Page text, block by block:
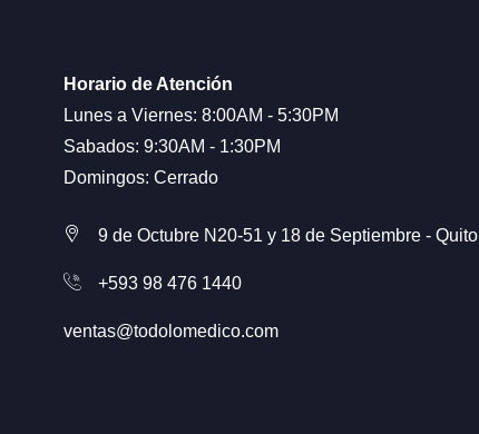
Horario de Atención
Lunes a Viernes: 8:00AM - 5:30PM
Sabados: 9:30AM - 1:30PM
Domingos: Cerrado
9 de Octubre N20-51 y 18 de Septiembre - Quito
+593 98 476 1440
ventas@todolomedico.com